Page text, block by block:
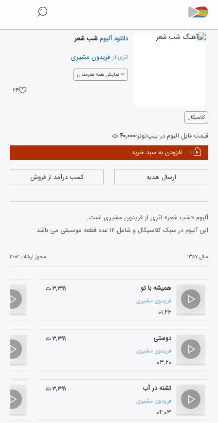
دانلود آلبومشب شعر
اثری از: فریدون مشیری
نمایش همه هنرمندان
۲۴
کلاسیکال
قیمت فایل آلبوم در بیپ‌تونز:۴۰,۰۰۰ ت
افزودن به سبد خرید
ارسال هدیه کسب درآمد از فروش
آلبوم «شب شعر» اثری از فریدون مشیری است.
این آلبوم در سبک کلاسیکال و شامل ۱۲ عدد قطعه موسیقی می باشد.
سال ۱۳۸۷ مجوز ارشاد: ۲۶۰۲
همیشه با تو
فریدون مشیری
۰۱:۴۶
۳,۳۹۹ ت
دوستی
فریدون مشیری
۰۳:۲۰
۳,۳۹۹ ت
تشنه در آب
فریدون مشیری
۰۴:۰۳
۳,۳۹۹ ت